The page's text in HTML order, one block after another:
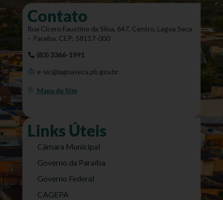
Contato
Rua Cícero Faustino da Silva, 647, Centro, Lagoa Seca
– Paraíba. CEP: 58117-000
(83) 3366-1991
e-sic@lagoaseca.pb.gov.br
Mapa do Site
Links Úteis
Câmara Municipal
Governo da Paraíba
Governo Federal
CAGEPA